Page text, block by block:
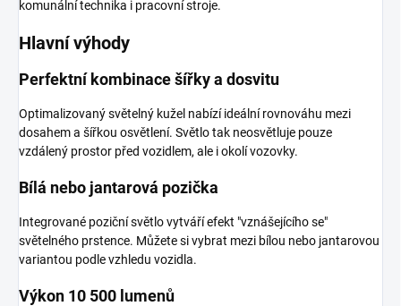
komunální technika i pracovní stroje.
Hlavní výhody
Perfektní kombinace šířky a dosvitu
Optimalizovaný světelný kužel nabízí ideální rovnováhu mezi
dosahem a šířkou osvětlení. Světlo tak neosvětluje pouze
vzdálený prostor před vozidlem, ale i okolí vozovky.
Bílá nebo jantarová pozička
Integrované poziční světlo vytváří efekt "vznášejícího se"
světelného prstence. Můžete si vybrat mezi bílou nebo jantarovou
variantou podle vzhledu vozidla.
Výkon 10 500 lumenů